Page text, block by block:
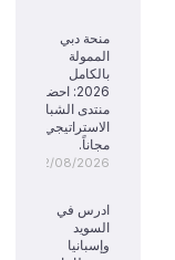
منحة دبي
الممولة
بالكامل
2026: احضر
منتدى الشباب
الاستراتيجي
مجاناً.
02/08/2026
ادرس في
السويد
وإسبانيا